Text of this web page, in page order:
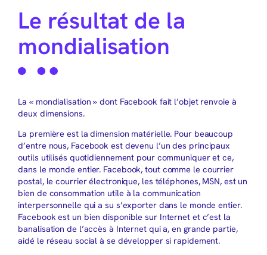
Le résultat de la
mondialisation
La « mondialisation » dont Facebook fait l’objet renvoie à
deux dimensions.
La première est la dimension matérielle. Pour beaucoup
d’entre nous, Facebook est devenu l’un des principaux
outils utilisés quotidiennement pour communiquer et ce,
dans le monde entier. Facebook, tout comme le courrier
postal, le courrier électronique, les téléphones, MSN, est un
bien de consommation utile à la communication
interpersonnelle qui a su s’exporter dans le monde entier.
Facebook est un bien disponible sur Internet et c’est la
banalisation de l’accès à Internet qui a, en grande partie,
aidé le réseau social à se développer si rapidement.